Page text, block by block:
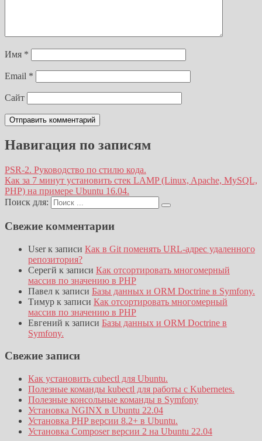
Имя *
Email *
Сайт
Навигация по записям
PSR-2. Руководство по стилю кода.
Как за 7 минут установить стек LAMP (Linux, Apache, MySQL,
PHP) на примере Ubuntu 16.04.
Поиск для:
Свежие комментарии
Userк записи Как в Git поменять URL-адрес удаленного
репозитория?
Серегй к записи Как отсортировать многомерный
массив по значению в PHP
Павел к записи Базы данных и ORM Doctrine в Symfony.
Тимур к записи Как отсортировать многомерный
массив по значению в PHP
Евгений к записи Базы данных и ORM Doctrine в
Symfony.
Свежие записи
Как установить cubectl для Ubuntu.
Полезные команды kubectl для работы с Kubernetes.
Полезные консольные команды в Symfony
Установка NGINX в Ubuntu 22.04
Установка PHP версии 8.2+ в Ubuntu.
Установка Composer версии 2 на Ubuntu 22.04